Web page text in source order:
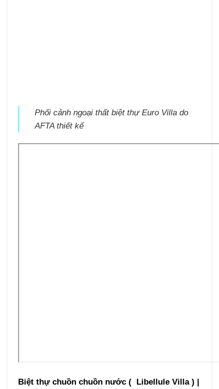
Phối cảnh ngoại thất biệt thự Euro Villa do
AFTA thiết kế
Biệt thự chuồn chuồn nước ( Libellule Villa ) |